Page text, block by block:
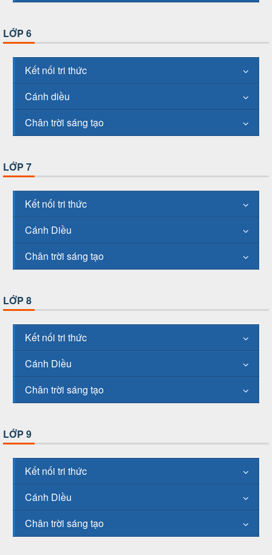
LỚP 6
Kết nối tri thức
Cánh diều
Chân trời sáng tạo
LỚP 7
Kết nối tri thức
Cánh Diều
Chân trời sáng tạo
LỚP 8
Kết nối tri thức
Cánh Diều
Chân trời sáng tạo
LỚP 9
Kết nối tri thức
Cánh Diều
Chân trời sáng tạo